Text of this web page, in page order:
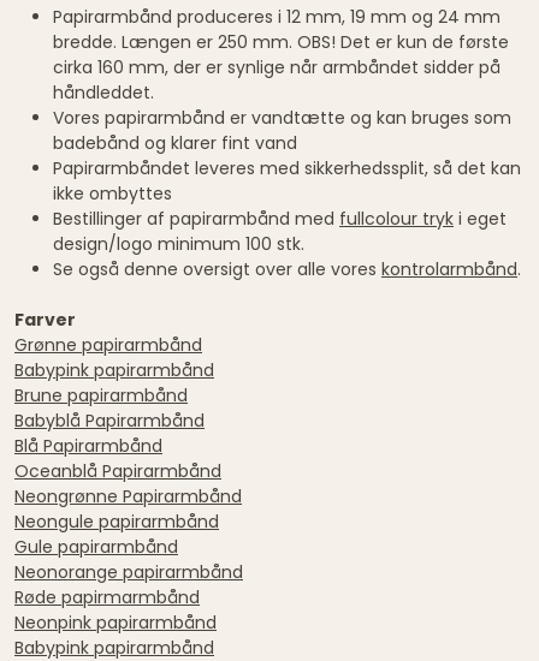
Papirarmbånd produceres i 12 mm, 19 mm og 24 mm
bredde. Længen er 250 mm. OBS! Det er kun de første
cirka 160 mm, der er synlige når armbåndet sidder på
håndleddet.
Vores papirarmbånd er vandtætte og kan bruges som
badebånd og klarer fint vand
Papirarmbåndet leveres med sikkerhedssplit, så det kan
ikke ombyttes
Bestillinger af papirarmbånd med fullcolour tryk i eget
design/logo minimum 100 stk.
Se også denne oversigt over alle vores kontrolarmbånd.
Farver
Grønne papirarmbånd
Babypink papirarmbånd
Brune papirarmbånd
Babyblå Papirarmbånd
Blå Papirarmbånd
Oceanblå Papirarmbånd
Neongrønne Papirarmbånd
Neongule papirarmbånd
Gule papirarmbånd
Neonorange papirarmbånd
Røde papirmarmbånd
Neonpink papirarmbånd
Babypink papirarmbånd